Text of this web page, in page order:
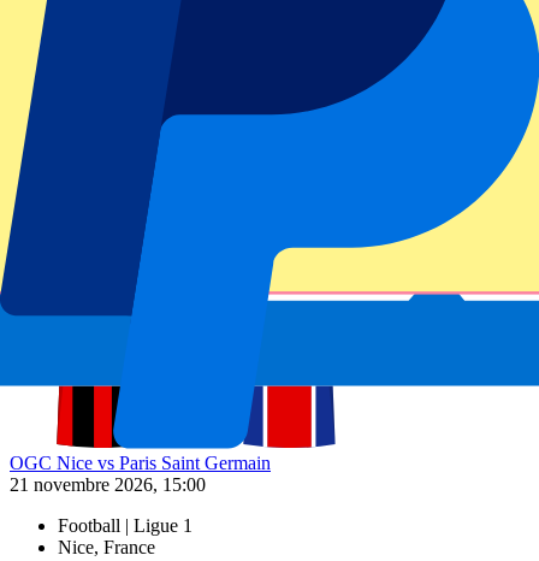
OGC Nice vs Paris Saint Germain
21 novembre 2026, 15:00
Plus de détails Moins de détails
De
99
€
OGC Nice vs Paris Saint Germain
21 novembre 2026, 15:00
Football | Ligue 1
Nice, France